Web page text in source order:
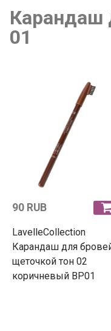
Карандаш
01
90 RUB
LavelleCollection
Карандаш для
щеточкой тон 02
коричневый BP01